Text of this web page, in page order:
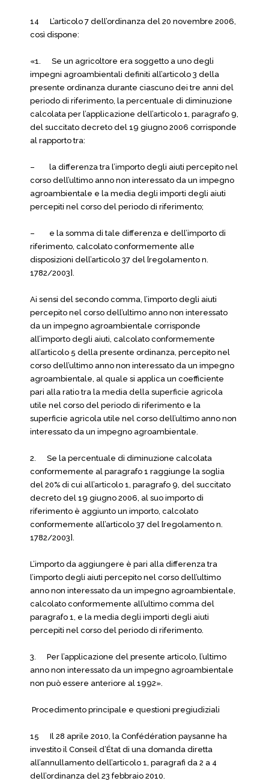
14 L’articolo 7 dell’ordinanza del 20 novembre 2006,
così dispone:
«1. Se un agricoltore era soggetto a uno degli
impegni agroambientali definiti all’articolo 3 della
presente ordinanza durante ciascuno dei tre anni del
periodo di riferimento, la percentuale di diminuzione
calcolata per l’applicazione dell’articolo 1, paragrafo 9,
del succitato decreto del 19 giugno 2006 corrisponde
al rapporto tra:
– la differenza tra l’importo degli aiuti percepito nel
corso dell’ultimo anno non interessato da un impegno
agroambientale e la media degli importi degli aiuti
percepiti nel corso del periodo di riferimento;
– e la somma di tale differenza e dell’importo di
riferimento, calcolato conformemente alle
disposizioni dell’articolo 37 del [regolamento n.
1782/2003].
Ai sensi del secondo comma, l’importo degli aiuti
percepito nel corso dell’ultimo anno non interessato
da un impegno agroambientale corrisponde
all’importo degli aiuti, calcolato conformemente
all’articolo 5 della presente ordinanza, percepito nel
corso dell’ultimo anno non interessato da un impegno
agroambientale, al quale si applica un coefficiente
pari alla ratio tra la media della superficie agricola
utile nel corso del periodo di riferimento e la
superficie agricola utile nel corso dell’ultimo anno non
interessato da un impegno agroambientale.
2. Se la percentuale di diminuzione calcolata
conformemente al paragrafo 1 raggiunge la soglia
del 20% di cui all’articolo 1, paragrafo 9, del succitato
decreto del 19 giugno 2006, al suo importo di
riferimento è aggiunto un importo, calcolato
conformemente all’articolo 37 del [regolamento n.
1782/2003].
L’importo da aggiungere è pari alla differenza tra
l’importo degli aiuti percepito nel corso dell’ultimo
anno non interessato da un impegno agroambientale,
calcolato conformemente all’ultimo comma del
paragrafo 1, e la media degli importi degli aiuti
percepiti nel corso del periodo di riferimento.
3. Per l’applicazione del presente articolo, l’ultimo
anno non interessato da un impegno agroambientale
non può essere anteriore al 1992».
Procedimento principale e questioni pregiudiziali
15 Il 28 aprile 2010, la Confédération paysanne ha
investito il Conseil d’État di una domanda diretta
all’annullamento dell’articolo 1, paragrafi da 2 a 4
dell’ordinanza del 23 febbraio 2010.